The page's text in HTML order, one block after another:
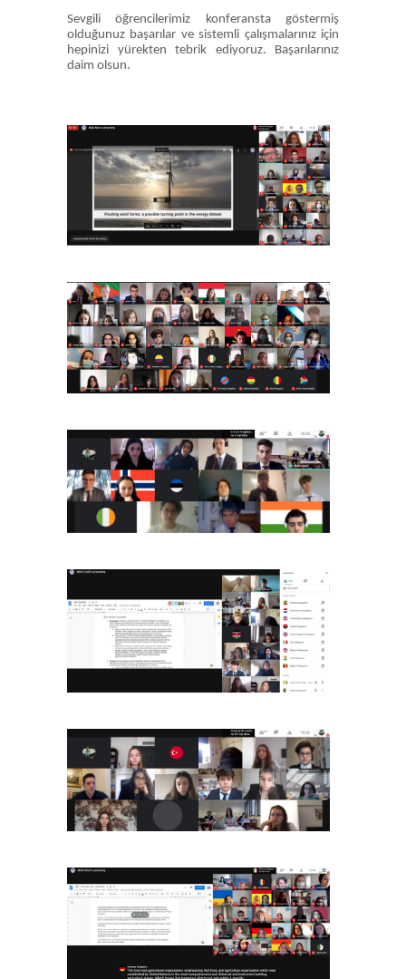
Sevgili öğrencilerimiz konferansta göstermiş
olduğunuz başarılar ve sistemli çalışmalarınız için
hepinizi yürekten tebrik ediyoruz. Başarılarınız
daim olsun.